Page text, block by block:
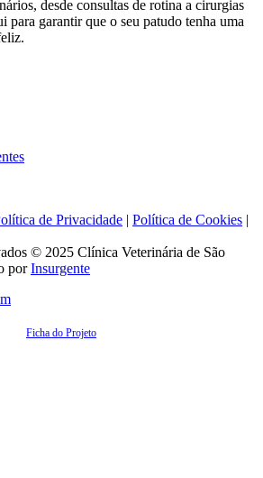
desde consultas de rotina a cirurgias
para garantir que o seu patudo tenha uma
de Privacidade | Política de Cookies |
© 2025 Clínica Veterinária de São
porInsurgente
Ficha do Projeto